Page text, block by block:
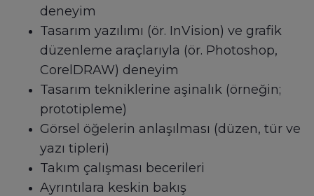
deneyim
Tasarım yazılımı (ör. InVision) ve grafik
düzenleme araçlarıyla (ör. Photoshop,
CorelDRAW) deneyim
Tasarım tekniklerine aşinalık (örneğin;
prototipleme)
Görsel öğelerin anlaşılması (düzen, tür ve
yazı tipleri)
Takım çalışması becerileri
Ayrıntılara keskin bakış